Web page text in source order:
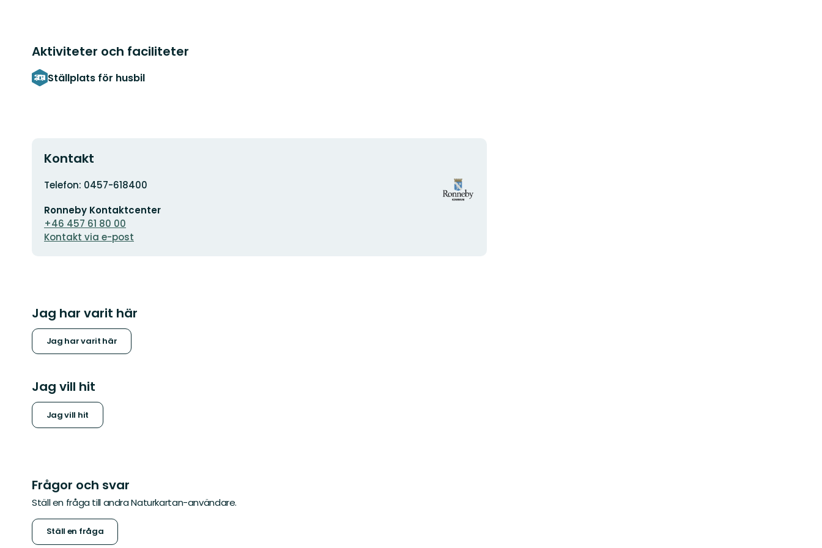
Aktiviteter och faciliteter
Ställplats för husbil
Kontakt
Adress
Telefon: 0457-618400
postadress
Ronneby Kontaktcenter
+46 457 61 80 00
Kontakt via e-post
Organisationens
logotyp
Jag har varit här
Jag har varit här
Jag vill hit
Jag vill hit
Frågor och svar
Ställ en fråga till andra Naturkartan-användare.
Ställ en fråga